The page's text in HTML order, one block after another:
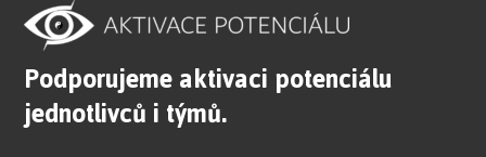
Podporujeme aktivaci potenciálu
jednotlivců i týmů.